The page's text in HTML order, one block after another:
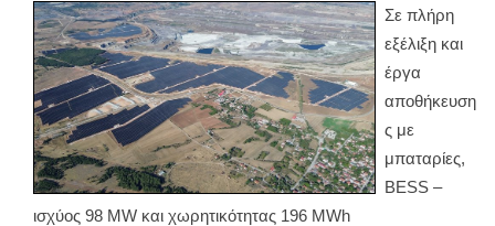
Σε πλήρη
εξέλιξη και
έργα
αποθήκευση
ς με
μπαταρίες,
BESS –
ισχύος 98 MW και χωρητικότητας 196 MWh